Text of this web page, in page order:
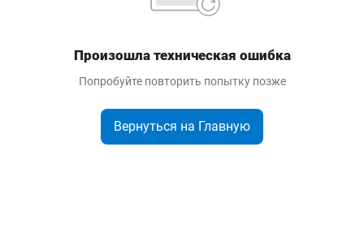
Произошла техническая ошибка
Попробуйте повторить попытку позже
Вернуться на Главную